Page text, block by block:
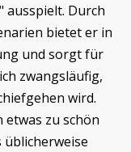
ausspielt. Durch
bietet er in
und sorgt für
zwangsläufig,
wird.
etwas zu schön
üblicherweise